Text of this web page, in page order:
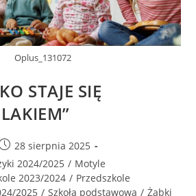
Oplus_131072
STAJE SIĘ
28 sierpnia 2025
2024/2025 / Motyle
2023/2024 / Przedszkole
2025 / Szkoła podstawowa / Żabki